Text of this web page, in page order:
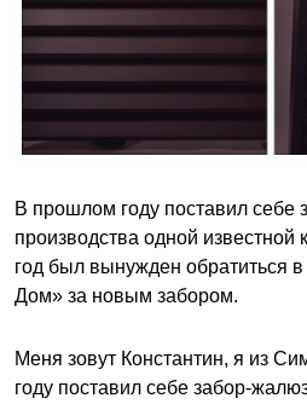
В прошлом году поставил себе
производства одной
год был вынужден обратиться
Дом» за новым забором.
Меня зовут Константин, я из
году поставил себе забор-